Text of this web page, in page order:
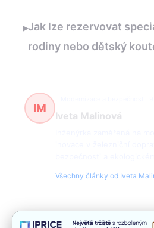
▸Jak lze rezervovat
rodiny nebo dětský
IM
Iveta Malinová
Všechny články od Iveta